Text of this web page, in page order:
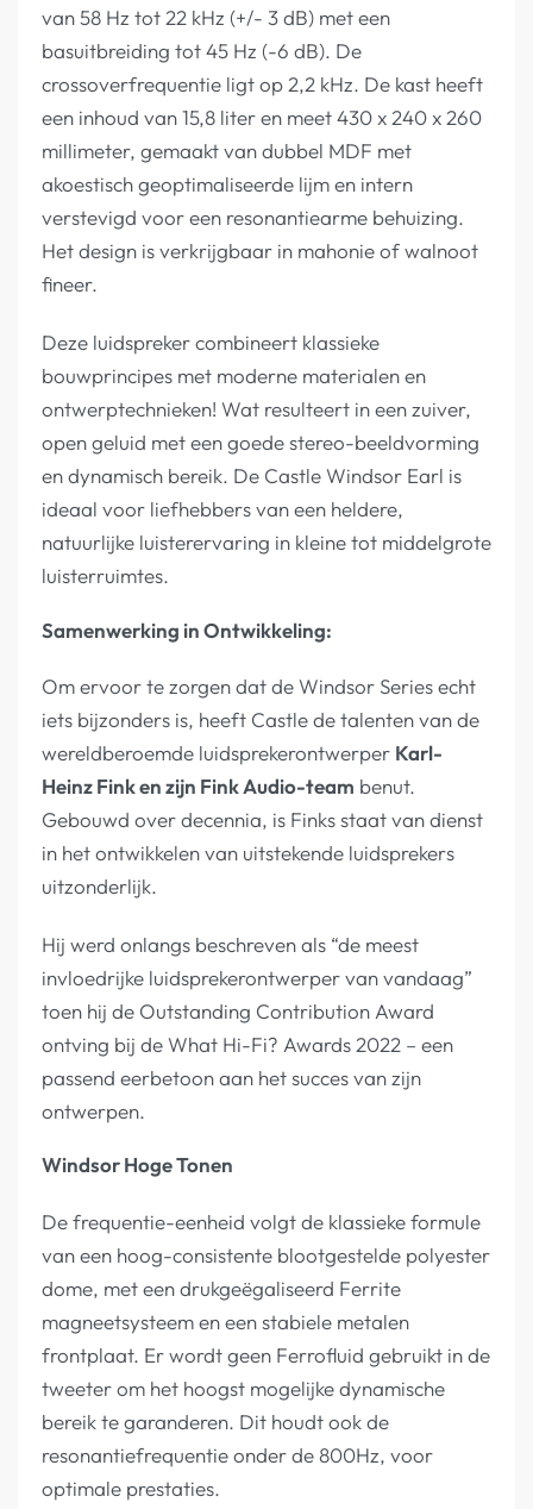
van 58 Hz tot 22 kHz (+/- 3 dB) met een
basuitbreiding tot 45 Hz (-6 dB). De
crossoverfrequentie ligt op 2,2 kHz. De kast heeft
een inhoud van 15,8 liter en meet 430 x 240 x 260
millimeter, gemaakt van dubbel MDF met
akoestisch geoptimaliseerde lijm en intern
verstevigd voor een resonantiearme behuizing.
Het design is verkrijgbaar in mahonie of walnoot
fineer.
Deze luidspreker combineert klassieke
bouwprincipes met moderne materialen en
ontwerptechnieken! Wat resulteert in een zuiver,
open geluid met een goede stereo-beeldvorming
en dynamisch bereik. De Castle Windsor Earl is
ideaal voor liefhebbers van een heldere,
natuurlijke luisterervaring in kleine tot middelgrote
luisterruimtes.
Samenwerking in Ontwikkeling:
Om ervoor te zorgen dat de Windsor Series echt
iets bijzonders is, heeft Castle de talenten van de
wereldberoemde luidsprekerontwerper Karl-
Heinz Fink en zijn Fink Audio-team benut.
Gebouwd over decennia, is Finks staat van dienst
in het ontwikkelen van uitstekende luidsprekers
uitzonderlijk.
Hij werd onlangs beschreven als “de meest
invloedrijke luidsprekerontwerper van vandaag”
toen hij de Outstanding Contribution Award
ontving bij de What Hi-Fi? Awards 2022 – een
passend eerbetoon aan het succes van zijn
ontwerpen.
Windsor Hoge Tonen
De frequentie-eenheid volgt de klassieke formule
van een hoog-consistente blootgestelde polyester
dome, met een drukgeëgaliseerd Ferrite
magneetsysteem en een stabiele metalen
frontplaat. Er wordt geen Ferrofluid gebruikt in de
tweeter om het hoogst mogelijke dynamische
bereik te garanderen. Dit houdt ook de
resonantiefrequentie onder de 800Hz, voor
optimale prestaties.